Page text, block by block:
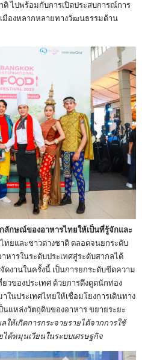
ติ ไปพร้อมกับการเปิดประสบการณ์การ
มืองหลากหลายทางวัฒนธรรมด้าน
ลักษณ์ของอาหารไทยให้เป็นที่รู้จักและ
ทยและชาวต่างชาติ ตลอดจนยกระดับ
หารในระดับประเทศสู่ระดับสากลได้
ดงานในครั้งนี้ เป็นการยกระดับขีดความ
วของประเทศ ด้วยการดึงดูดนักท่อง
ในประเทศไทยให้เชื่อมโยงการเดินทาง
แหล่งวัตถุดิบของอาหาร ขยายระยะ
ลให้เกิดการกระจายรายได้จากการใช้
ได้หมุนเวียนในระบบเศรษฐกิจ